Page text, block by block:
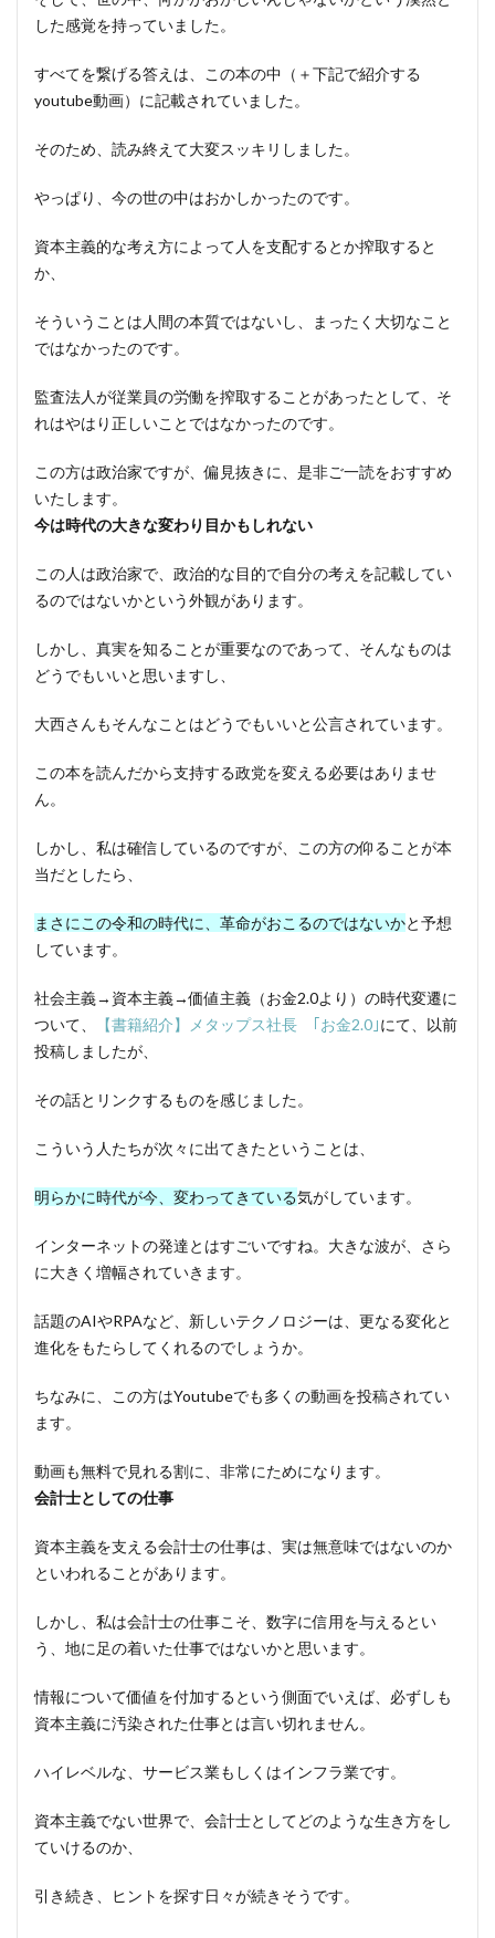
した感覚を持っていました。
すべてを繋げる答えは、この本の中（＋下記で紹介する
youtube動画）に記載されていました。
そのため、読み終えて大変スッキリしました。
やっぱり、今の世の中はおかしかったのです。
資本主義的な考え方によって人を支配するとか搾取すると
か、
そういうことは人間の本質ではないし、まったく大切なこと
ではなかったのです。
監査法人が従業員の労働を搾取することがあったとして、そ
れはやはり正しいことではなかったのです。
この方は政治家ですが、偏見抜きに、是非ご一読をおすすめ
いたします。
今は時代の大きな変わり目かもしれない
この人は政治家で、政治的な目的で自分の考えを記載してい
るのではないかという外観があります。
しかし、真実を知ることが重要なのであって、そんなものは
どうでもいいと思いますし、
大西さんもそんなことはどうでもいいと公言されています。
この本を読んだから支持する政党を変える必要はありませ
ん。
しかし、私は確信しているのですが、この方の仰ることが本
当だとしたら、
まさにこの令和の時代に、革命がおこるのではないかと予想
しています。
社会主義→資本主義→価値主義（お金2.0より）の時代変遷に
ついて、
【書籍紹介】メタップス社長 ｢お金2.0｣にて、以前
投稿しましたが、
その話とリンクするものを感じました。
こういう人たちが次々に出てきたということは、
明らかに時代が今、変わってきている気がしています。
インターネットの発達とはすごいですね。大きな波が、さら
に大きく増幅されていきます。
話題のAIやRPAなど、新しいテクノロジーは、更なる変化と
進化をもたらしてくれるのでしょうか。
ちなみに、この方はYoutubeでも多くの動画を投稿されてい
ます。
動画も無料で見れる割に、非常にためになります。
会計士としての仕事
資本主義を支える会計士の仕事は、実は無意味ではないのか
といわれることがあります。
しかし、私は会計士の仕事こそ、数字に信用を与えるとい
う、地に足の着いた仕事ではないかと思います。
情報について価値を付加するという側面でいえば、必ずしも
資本主義に汚染された仕事とは言い切れません。
ハイレベルな、サービス業もしくはインフラ業です。
資本主義でない世界で、会計士としてどのような生き方をし
ていけるのか、
引き続き、ヒントを探す日々が続きそうです。